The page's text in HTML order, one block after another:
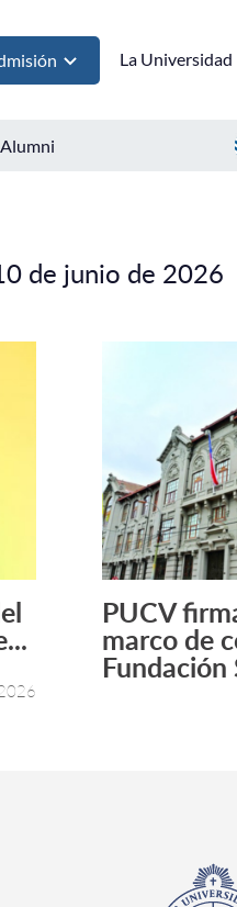
La Universidad
Alumni
de junio de 2026
PUCV
marco de
Fundación